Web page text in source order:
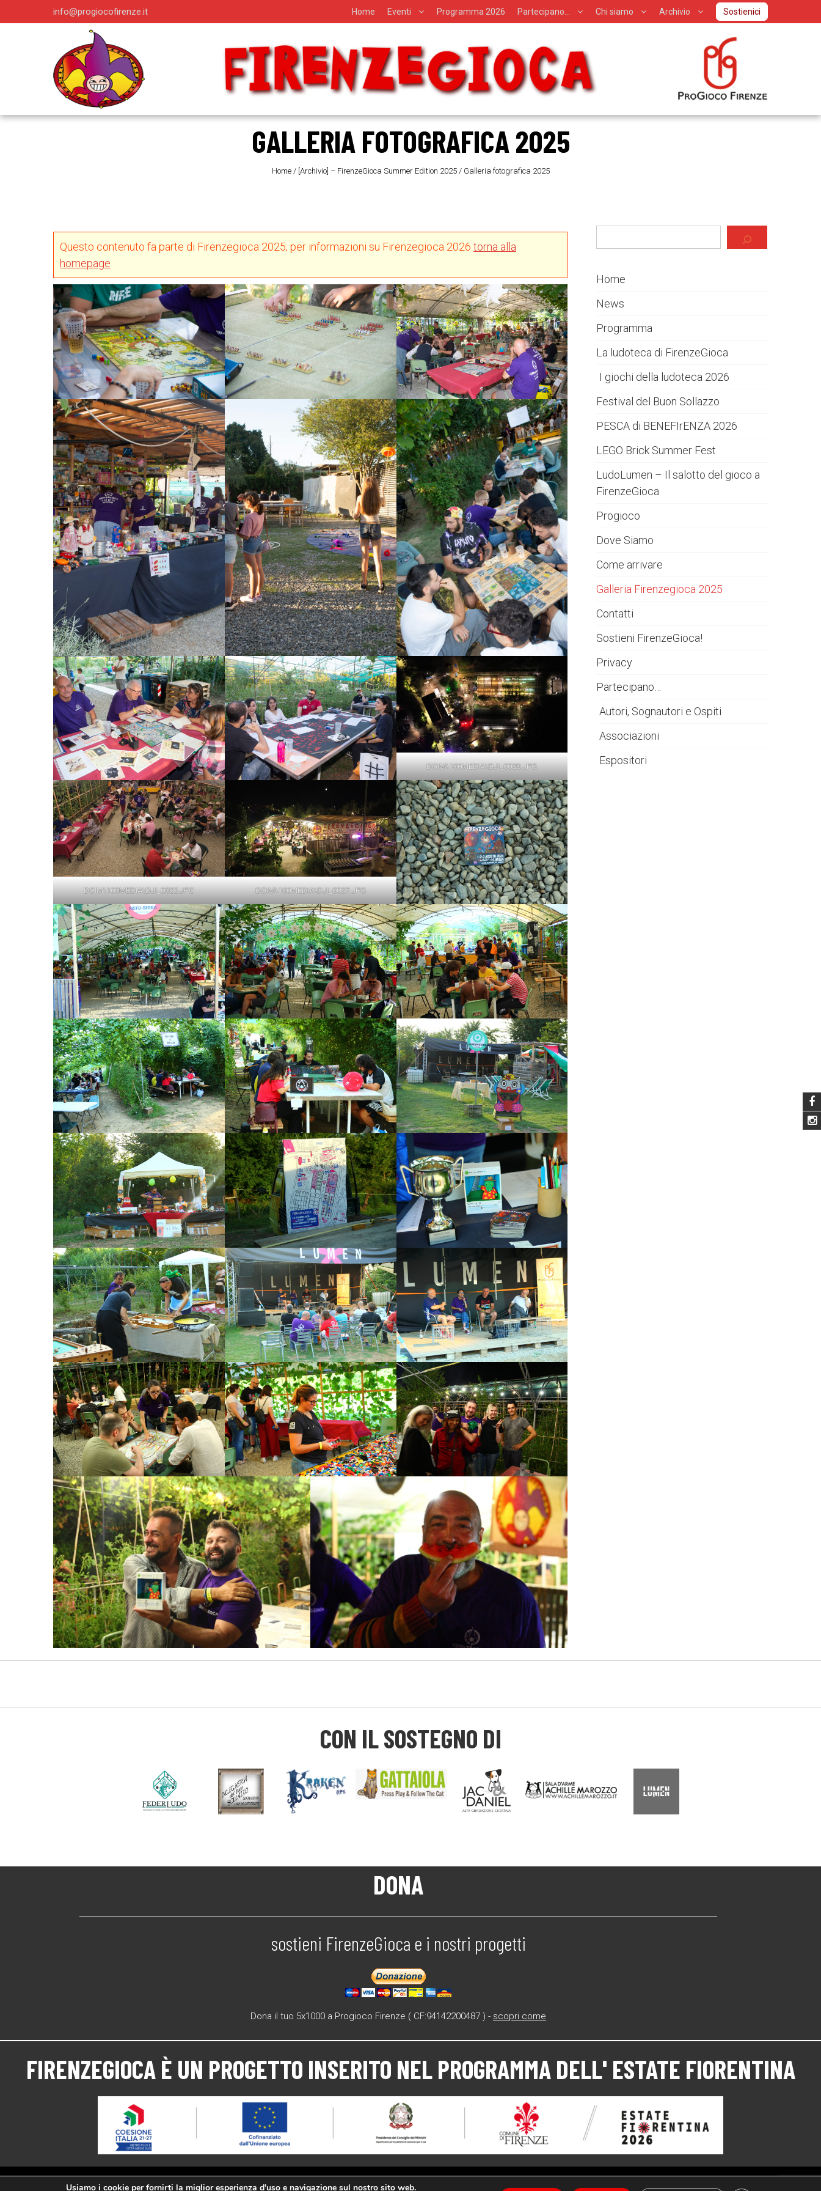
info@progiocofirenze.it Home Eventi Programma 2026 Partecipano… Chi siamo Archivio Sostienici
GALLERIA FOTOGRAFICA 2025
Home/ [Archivio] – FirenzeGioca Summer Edition 2025/ Galleria fotografica 2025
Questo contenuto fa parte di Firenzegioca 2025; per informazioni su Firenzegioca 2026 torna alla
homepage
DCIM\100MEDIA\DJI_0020.JPG
DCIM\100MEDIA\DJI_0022.JPG DCIM\100MEDIA\DJI_0027.JPG
Home
News
Programma
La ludoteca di FirenzeGioca
I giochi della ludoteca 2026
Festival del Buon Sollazzo
PESCA di BENEFIrENZA 2026
LEGO Brick Summer Fest
LudoLumen – Il salotto del gioco a
FirenzeGioca
Progioco
Dove Siamo
Come arrivare
Galleria Firenzegioca 2025
Contatti
Sostieni FirenzeGioca!
Privacy
Partecipano…
Autori, Sognautori e Ospiti
Associazioni
Espositori
CON IL SOSTEGNO DI
DONA
sostieni FirenzeGioca e i nostri progetti
Dona il tuo 5x1000 a Progioco Firenze ( CF:94142200487 ) - scopri come
FIRENZEGIOCA È UN PROGETTO INSERITO NEL PROGRAMMA DELL' ESTATE FIORENTINA
Usiamo i cookie per fornirti la miglior esperienza d'uso e navigazione sul nostro sito web.